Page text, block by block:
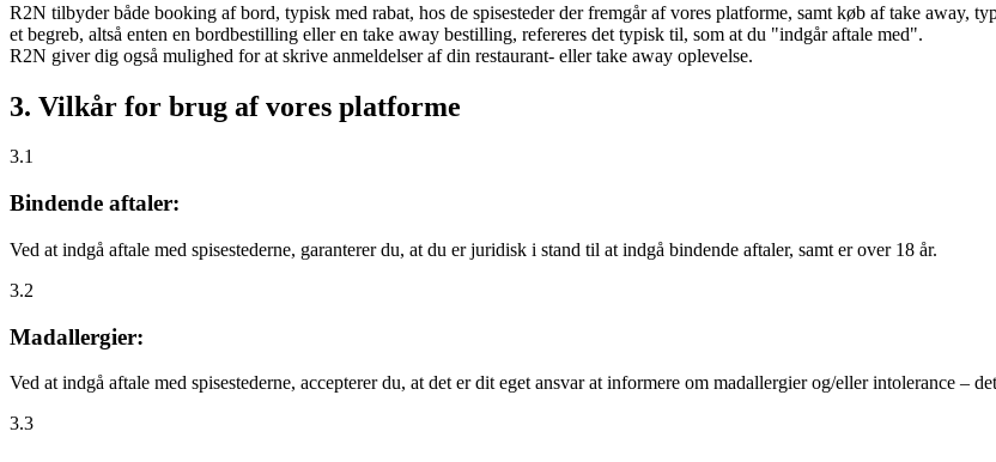
R2N tilbyder både booking af bord, typisk med rabat, hos de spisesteder der fremgår af vores platforme, samt køb af take away,
et begreb, altså enten en bordbestilling eller en take away bestilling, refereres det typisk til, som at du "indgår aftale med".
R2N giver dig også mulighed for at skrive anmeldelser af din restaurant- eller take away oplevelse.
3. Vilkår for brug af vores platforme
3.1
Bindende aftaler:
Ved at indgå aftale med spisestederne, garanterer du, at du er juridisk i stand til at indgå bindende aftaler, samt er over 18 år.
3.2
Madallergier:
Ved at indgå aftale med spisestederne, accepterer du, at det er dit eget ansvar at informere om madallergier og/eller intolerance –
3.3